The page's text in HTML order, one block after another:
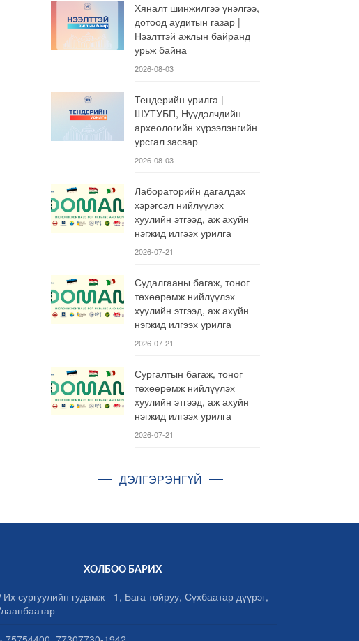
Хяналт шинжилгээ үнэлгээ,
дотоод аудитын газар |
Нээлттэй ажлын байранд
урьж байна
2026-08-03
Тендерийн урилга |
ШУТУБП, Нүүдэлчдийн
археологийн хүрээлэнгийн
урсгал засвар
2026-08-03
Лабораторийн дагалдах
хэрэгсэл нийлүүлэх
хуулийн этгээд, аж ахуйн
нэгжид илгээх урилга
2026-07-21
Судалгааны багаж, тоног
төхөөрөмж нийлүүлэх
хуулийн этгээд, аж ахуйн
нэгжид илгээх урилга
2026-07-21
Сургалтын багаж, тоног
төхөөрөмж нийлүүлэх
хуулийн этгээд, аж ахуйн
нэгжид илгээх урилга
2026-07-21
ДЭЛГЭРЭНГҮЙ
ХОЛБОО БАРИХ
Их сургуулийн гудамж - 1, Бага тойруу, Сүхбаатар дүүрэг,